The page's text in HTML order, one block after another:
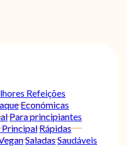
Refeições
Económicas
Para principiantes
Rápidas
SaladasSaudáveis